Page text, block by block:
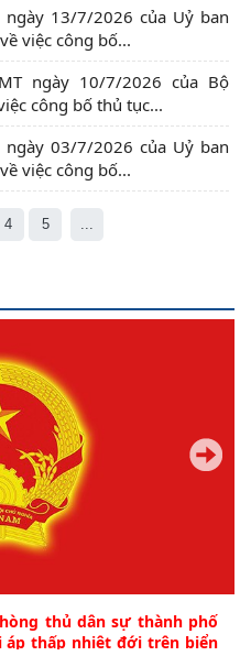
việc công bố...
công bố thủ tục...
việc công bố...
4 5
thủ dân sự thành phố
áp thấp nhiệt đới trên biển